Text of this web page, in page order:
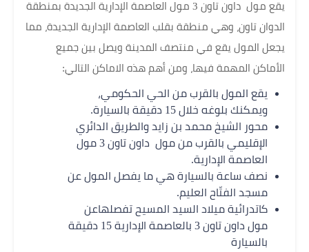
يقع مول داون تاون 3 مول العاصمة الإدارية الجديدة بمنطقة
الدوان تاون، وهي منطقة بقلب العاصمة الإدارية الجديدة، مما
يجعل المول يقع في منتصف المدينة ويصل بين جميع
الأماكن المهمة فيها، ومن أهم هذه الاماكن التالي:
يقع المول بالقرب من الحي الحكومي،
ويمكنك بلوغه خلال 15 دقيقة بالسيارة.
محور الشيخ محمد بن زايد والطريق الدائري
الإقليمي بالقرب من مول داون تاون 3 مول
العاصمة الإدارية.
نصف ساعة بالسيارة هي ما يفصل المول عن
مسجد الفتّاح العليم.
كاتدرائية ميلاد السيد المسيح تفصلهاعن
مول داون تاون 3 بالعاصمة الإدارية 15 دقيقة
بالسيارة